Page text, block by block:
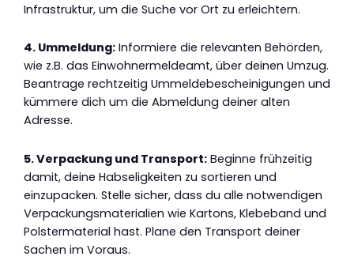
Infrastruktur, um die Suche vor Ort zu erleichtern.
4. Ummeldung: Informiere die relevanten Behörden,
wie z.B. das Einwohnermeldeamt, über deinen Umzug.
Beantrage rechtzeitig Ummeldebescheinigungen und
kümmere dich um die Abmeldung deiner alten
Adresse.
5. Verpackung und Transport: Beginne frühzeitig
damit, deine Habseligkeiten zu sortieren und
einzupacken. Stelle sicher, dass du alle notwendigen
Verpackungsmaterialien wie Kartons, Klebeband und
Polstermaterial hast. Plane den Transport deiner
Sachen im Voraus.